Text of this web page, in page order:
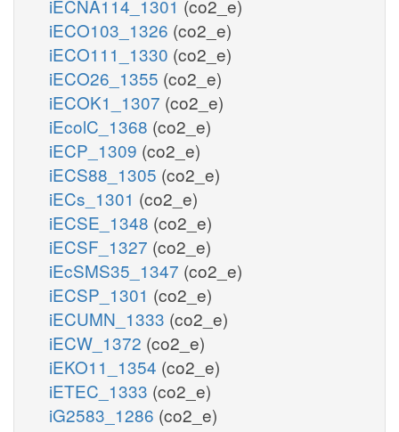
iECNA114_1301 (co2_e)
iECO103_1326 (co2_e)
iECO111_1330 (co2_e)
iECO26_1355 (co2_e)
iECOK1_1307 (co2_e)
iEcolC_1368 (co2_e)
iECP_1309 (co2_e)
iECS88_1305 (co2_e)
iECs_1301 (co2_e)
iECSE_1348 (co2_e)
iECSF_1327 (co2_e)
iEcSMS35_1347 (co2_e)
iECSP_1301 (co2_e)
iECUMN_1333 (co2_e)
iECW_1372 (co2_e)
iEKO11_1354 (co2_e)
iETEC_1333 (co2_e)
iG2583_1286 (co2_e)